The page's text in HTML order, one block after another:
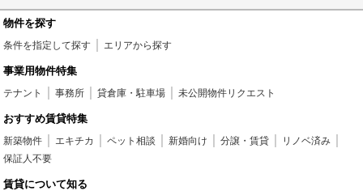
物件を探す
条件を指定して探す エリアから探す
事業用物件特集
テナント 事務所 貸倉庫・駐車場 未公開物件リクエスト
おすすめ賃貸特集
新築物件 エキチカ ペット相談 新婚向け 分譲・賃貸
リノベ済み
保証人不要
賃貸について知る